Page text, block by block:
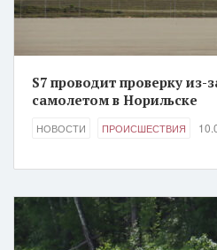
S7 проводит проверку из-
самолетом в Норильске
НОВОСТИ ПРОИСШЕСТВИЯ